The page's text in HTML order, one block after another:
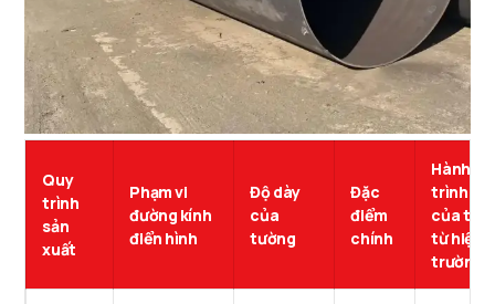
Quy
trình
sản
xuất
Phạm vi
đường kính
điển hình
Độ dày
của
tường
Đặc
điểm
chính
Hành
trình
của tôi
từ hiện
trường